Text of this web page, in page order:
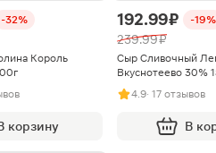
-32%
Король
корзину
192.99 ₽ -19%
239.99 ₽
Сыр Сливочный
Вкуснотеево 30%
4.9· 17 отзывов
В